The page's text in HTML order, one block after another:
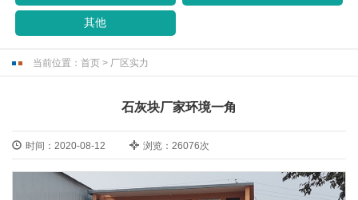
其他
当前位置： 首页 > 厂区实力
石灰块厂家环境一角
时间：2020-08-12 浏览：26076次